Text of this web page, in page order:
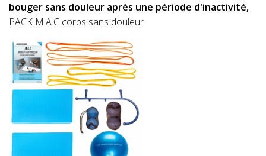
bouger sans douleur après une période d'inactivité,
PACK M.A.C corps sans douleur